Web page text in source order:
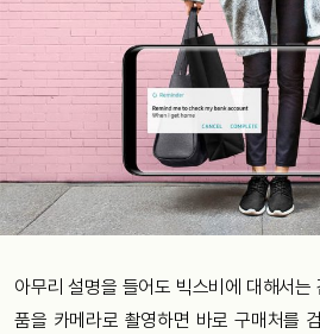
아무리 설명을 들어도 빅스비에 대해서는
품을 카메라로 촬영하면 바로 구매처를